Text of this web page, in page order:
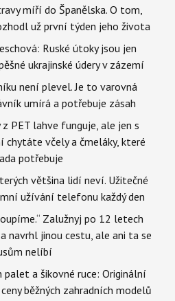
míří do Španělska. O tom,
už první týden jeho života
Ruské útoky jsou jen
ukrajinské údery v zázemí
není plevel. Je to varovná
umírá a potřebuje zásah
PET lahve funguje, ale jen s
chytáte včely a čmeláky, které
potřebuje
většina lidí neví. Užitečné
užívání telefonu každý den
Zalužnyj po 12 letech
navrhl jinou cestu, ale ani ta se
nelíbí
palet a šikovné ruce: Originální
běžných zahradních modelů